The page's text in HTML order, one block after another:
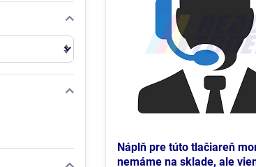
Náplň pre túto tlačiareň
nemáme na sklade, ale